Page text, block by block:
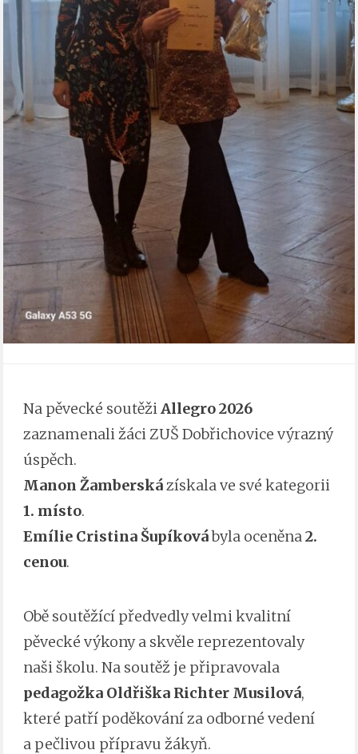
Na pěvecké soutěžiAllegro 2026
zaznamenali žáci ZUŠ Dobřichovice výrazný
úspěch.
Manon Žamberskázískala ve své kategorii
1. místo.
Emílie Cristina Šupíkovábyla oceněna2.
cenou.
Obě soutěžící předvedly velmi kvalitní
pěvecké výkony a skvěle reprezentovaly
naši školu. Na soutěž je připravovala
pedagožka Oldřiška Richter Musilová,
které patří poděkování za odborné vedení
a pečlivou přípravu žákyň.